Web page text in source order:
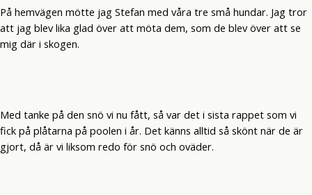
På hemvägen mötte jag Stefan med våra tre små hundar. Jag tror
att jag blev lika glad över att möta dem, som de blev över att se
mig där i skogen.
Med tanke på den snö vi nu fått, så var det i sista rappet som vi
fick på plåtarna på poolen i år. Det känns alltid så skönt när de är
gjort, då är vi liksom redo för snö och oväder.